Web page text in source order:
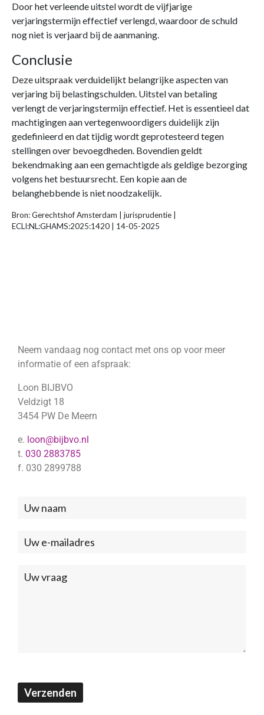
Door het verleende uitstel wordt de vijfjarige
verjaringstermijn effectief verlengd, waardoor de schuld
nog niet is verjaard bij de aanmaning.
Conclusie
Deze uitspraak verduidelijkt belangrijke aspecten van
verjaring bij belastingschulden. Uitstel van betaling
verlengt de verjaringstermijn effectief. Het is essentieel dat
machtigingen aan vertegenwoordigers duidelijk zijn
gedefinieerd en dat tijdig wordt geprotesteerd tegen
stellingen over bevoegdheden. Bovendien geldt
bekendmaking aan een gemachtigde als geldige bezorging
volgens het bestuursrecht. Een kopie aan de
belanghebbende is niet noodzakelijk.
Bron: Gerechtshof Amsterdam | jurisprudentie |
ECLI:NL:GHAMS:2025:1420 | 14-05-2025
Neem vandaag nog contact met ons op voor meer
informatie of een afspraak:
Loon BIJBVO
Veldzigt 18
3454 PW De Meern
e. loon@bijbvo.nl
t. 030 2883785
f. 030 2899788
Neem
met
ons
Verzenden